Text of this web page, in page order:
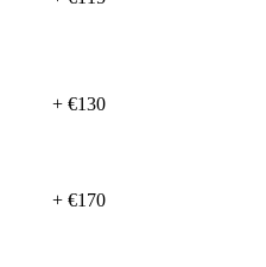
+ €130
+ €170